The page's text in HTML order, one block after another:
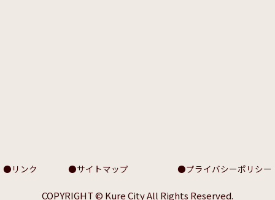
リンク サイトマップ プライバシーポリシー
COPYRIGHT © Kure City All Rights Reserved.